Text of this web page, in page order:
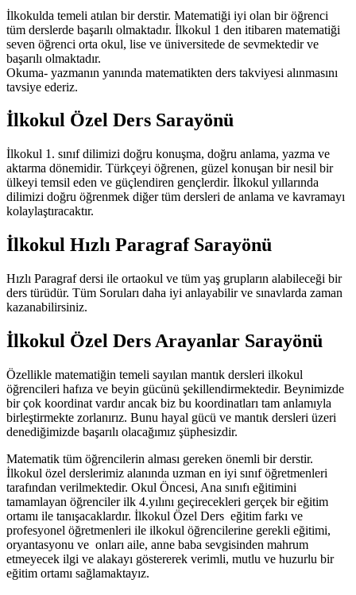
İlkokulda temeli atılan bir derstir. Matematiği iyi olan bir öğrenci
tüm derslerde başarılı olmaktadır. İlkokul 1 den itibaren matematiği
seven öğrenci orta okul, lise ve üniversitede de sevmektedir ve
başarılı olmaktadır.
Okuma- yazmanın yanında matematikten ders takviyesi alınmasını
tavsiye ederiz.
İlkokul Özel Ders Sarayönü
İlkokul 1. sınıf dilimizi doğru konuşma, doğru anlama, yazma ve
aktarma dönemidir. Türkçeyi öğrenen, güzel konuşan bir nesil bir
ülkeyi temsil eden ve güçlendiren gençlerdir. İlkokul yıllarında
dilimizi doğru öğrenmek diğer tüm dersleri de anlama ve kavramayı
kolaylaştıracaktır.
İlkokul Hızlı Paragraf Sarayönü
Hızlı Paragraf dersi ile ortaokul ve tüm yaş grupların alabileceği bir
ders türüdür. Tüm Soruları daha iyi anlayabilir ve sınavlarda zaman
kazanabilirsiniz.
İlkokul Özel Ders Arayanlar Sarayönü
Özellikle matematiğin temeli sayılan mantık dersleri ilkokul
öğrencileri hafıza ve beyin gücünü şekillendirmektedir. Beynimizde
bir çok koordinat vardır ancak biz bu koordinatları tam anlamıyla
birleştirmekte zorlanırız. Bunu hayal gücü ve mantık dersleri üzeri
denediğimizde başarılı olacağımız şüphesizdir.
Matematik tüm öğrencilerin alması gereken önemli bir derstir.
İlkokul özel derslerimiz alanında uzman en iyi sınıf öğretmenleri
tarafından verilmektedir. Okul Öncesi, Ana sınıfı eğitimini
tamamlayan öğrenciler ilk 4.yılını geçirecekleri gerçek bir eğitim
ortamı ile tanışacaklardır. İlkokul Özel Ders eğitim farkı ve
profesyonel öğretmenleri ile ilkokul öğrencilerine gerekli eğitimi,
oryantasyonu ve onları aile, anne baba sevgisinden mahrum
etmeyecek ilgi ve alakayı göstererek verimli, mutlu ve huzurlu bir
eğitim ortamı sağlamaktayız.